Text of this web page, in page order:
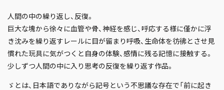
人間の中の繰り返し、反復。
巨大な塊から徐々に血管や骨、神経を感じ、呼応する様に僅かに浮
き沈みを繰り返すレールに目が留まり呼吸、生命体を彷彿とさせ見
慣れた玩具に気がつくと自身の体験、感情に残る記憶に接触する。
少しずつ人間の中に入り思考の反復を繰り返す作品。
ゞとは、日本語でありながら記号という不思議な存在で「前に起き